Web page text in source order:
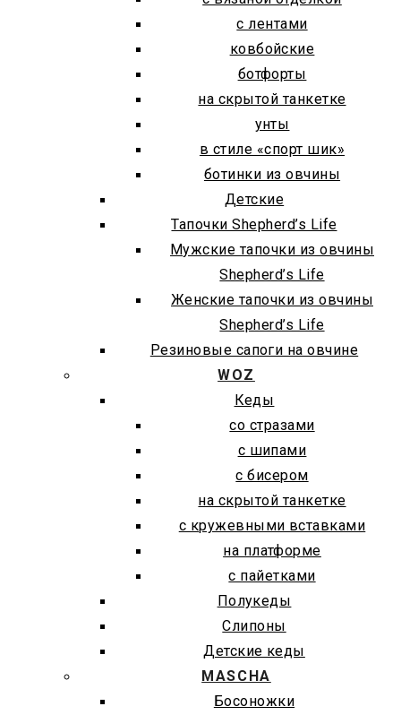
с лентами
ковбойские
ботфорты
на скрытой танкетке
унты
в стиле «спорт шик»
ботинки из овчины
Детские
Тапочки Shepherd’s Life
Мужские тапочки из овчины
Shepherd’s Life
Женские тапочки из овчины
Shepherd’s Life
Резиновые сапоги на овчине
WOZ
Кеды
со стразами
с шипами
с бисером
на скрытой танкетке
с кружевными вставками
на платформе
с пайетками
Полукеды
Слипоны
Детские кеды
MASCHA
Босоножки